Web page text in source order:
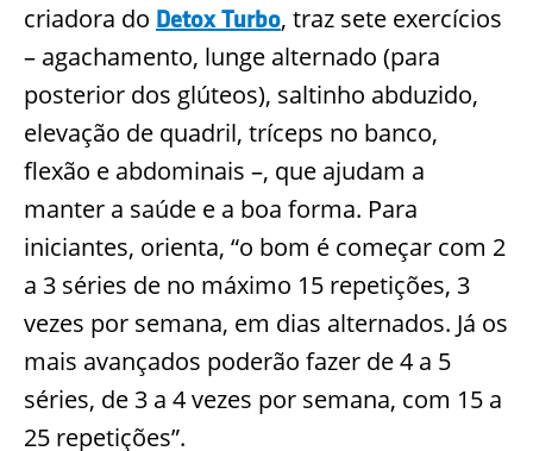
criadora do Detox Turbo, traz sete exercícios
– agachamento, lunge alternado (para
posterior dos glúteos), saltinho abduzido,
elevação de quadril, tríceps no banco,
flexão e abdominais –, que ajudam a
manter a saúde e a boa forma. Para
iniciantes, orienta, “o bom é começar com 2
a 3 séries de no máximo 15 repetições, 3
vezes por semana, em dias alternados. Já os
mais avançados poderão fazer de 4 a 5
séries, de 3 a 4 vezes por semana, com 15 a
25 repetições”.